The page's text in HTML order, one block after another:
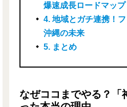
爆速成長ロードマップ
4. 地域とガチ連携！
沖縄の未来
5. まとめ
なぜココまでやる？「